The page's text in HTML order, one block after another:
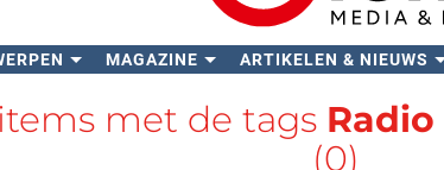
MAGAZINE ARTIKELEN & NIEUWS
met de tags Radio
(0)